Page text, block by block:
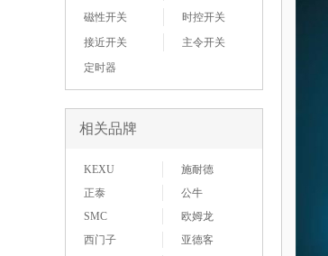
磁性开关
时控开关
接近开关
主令开关
定时器
相关品牌
KEXU
施耐德
正泰
公牛
SMC
欧姆龙
西门子
亚德客